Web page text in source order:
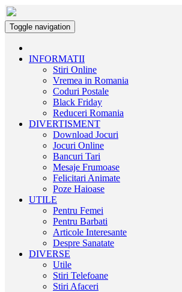
Toggle navigation
INFORMATII
Stiri Online
Vremea in Romania
Coduri Postale
Black Friday
Reduceri Romania
DIVERTISMENT
Download Jocuri
Jocuri Online
Bancuri Tari
Mesaje Frumoase
Felicitari Animate
Poze Haioase
UTILE
Pentru Femei
Pentru Barbati
Articole Interesante
Despre Sanatate
DIVERSE
Utile
Stiri Telefoane
Stiri Afaceri